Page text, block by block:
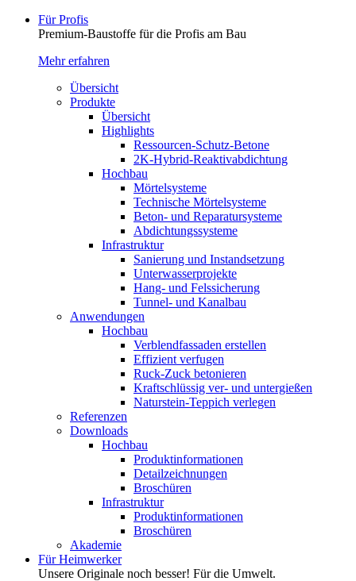
Für Profis
Premium-Baustoffe für die Profis am Bau
Mehr erfahren
Übersicht
Produkte
Übersicht
Highlights
Ressourcen-Schutz-Betone
2K-Hybrid-Reaktivab­dichtung
Hochbau
Mörtelsysteme
Technische Mörtelsysteme
Beton- und Reparatursysteme
Abdichtungssysteme
Infrastruktur
Sanierung und Instandsetzung
Unterwasserprojekte
Hang- und Felssicherung
Tunnel- und Kanalbau
Anwendungen
Hochbau
Verblendfassaden erstellen
Effizient verfugen
Ruck-Zuck betonieren
Kraftschlüssig ver- und untergießen
Naturstein-Teppich verlegen
Referenzen
Downloads
Hochbau
Produktinformationen
Detailzeichnungen
Broschüren
Infrastruktur
Produktinformationen
Broschüren
Akademie
Für Heimwerker
Unsere Originale noch besser! Für die Umwelt.